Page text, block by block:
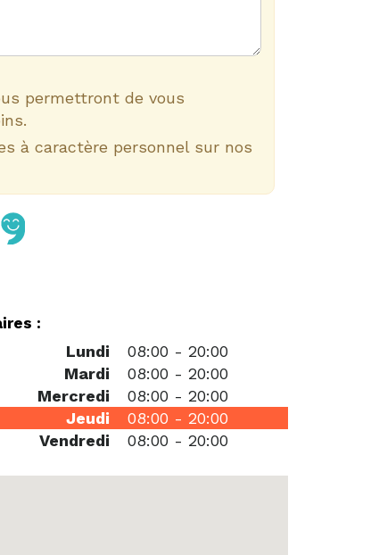
permettront de vous
à caractère personnel sur nos
:
Lundi 08:00 - 20:00
Mardi
08:00 - 20:00
Mercredi
08:00 - 20:00
Jeudi
08:00 - 20:00
Vendredi
08:00 - 20:00